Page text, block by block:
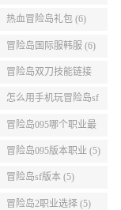
动关闭电脑 (6)
热血冒险岛礼包 (6)
冒险岛国际服韩服 (6)
冒险岛双刀技能链接
(5)
怎么用手机玩冒险岛sf
(5)
冒险岛095哪个职业最
好 (5)
冒险岛095版本职业 (5)
冒险岛sf版本 (5)
冒险岛2职业选择 (5)